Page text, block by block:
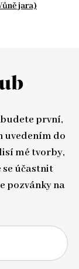
jara)
první,
uvedením do
mé tvorby,
se účastnit
pozvánky na